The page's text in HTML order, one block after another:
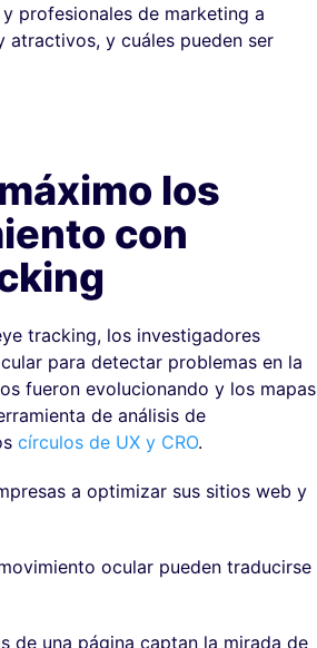
profesionales de marketing a
atractivos, y cuáles pueden ser
los
con
tracking, los investigadores
para detectar problemas en la
fueron evolucionando y los mapas
de análisis de
círculos de UX y CRO.
a optimizar sus sitios web y
ocular pueden traducirse
de una página captan la mirada de